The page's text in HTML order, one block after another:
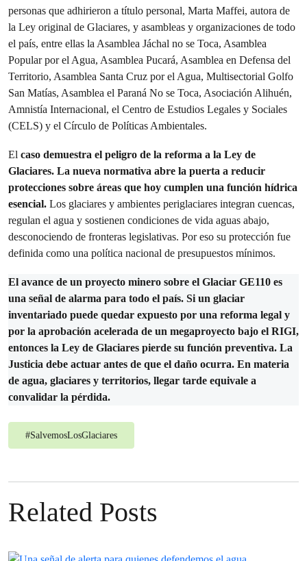
personas que adhirieron a título personal, Marta Maffei, autora de
la Ley original de Glaciares, y asambleas y organizaciones de todo
el país, entre ellas la Asamblea Jáchal no se Toca, Asamblea
Popular por el Agua, Asamblea Pucará, Asamblea en Defensa del
Territorio, Asamblea Santa Cruz por el Agua, Multisectorial Golfo
San Matías, Asamblea el Paraná No se Toca, Asociación Alihuén,
Amnistía Internacional, el Centro de Estudios Legales y Sociales
(CELS) y el Círculo de Políticas Ambientales.
El caso demuestra el peligro de la reforma a la Ley de
Glaciares. La nueva normativa abre la puerta a reducir
protecciones sobre áreas que hoy cumplen una función hídrica
esencial. Los glaciares y ambientes periglaciares integran cuencas,
regulan el agua y sostienen condiciones de vida aguas abajo,
desconociendo de fronteras legislativas. Por eso su protección fue
definida como una política nacional de presupuestos mínimos.
El avance de un proyecto minero sobre el Glaciar GE110 es
una señal de alarma para todo el país. Si un glaciar
inventariado puede quedar expuesto por una reforma legal y
por la aprobación acelerada de un megaproyecto bajo el RIGI,
entonces la Ley de Glaciares pierde su función preventiva. La
Justicia debe actuar antes de que el daño ocurra. En materia
de agua, glaciares y territorios, llegar tarde equivale a
convalidar la pérdida.
#SalvemosLosGlaciares
Related Posts